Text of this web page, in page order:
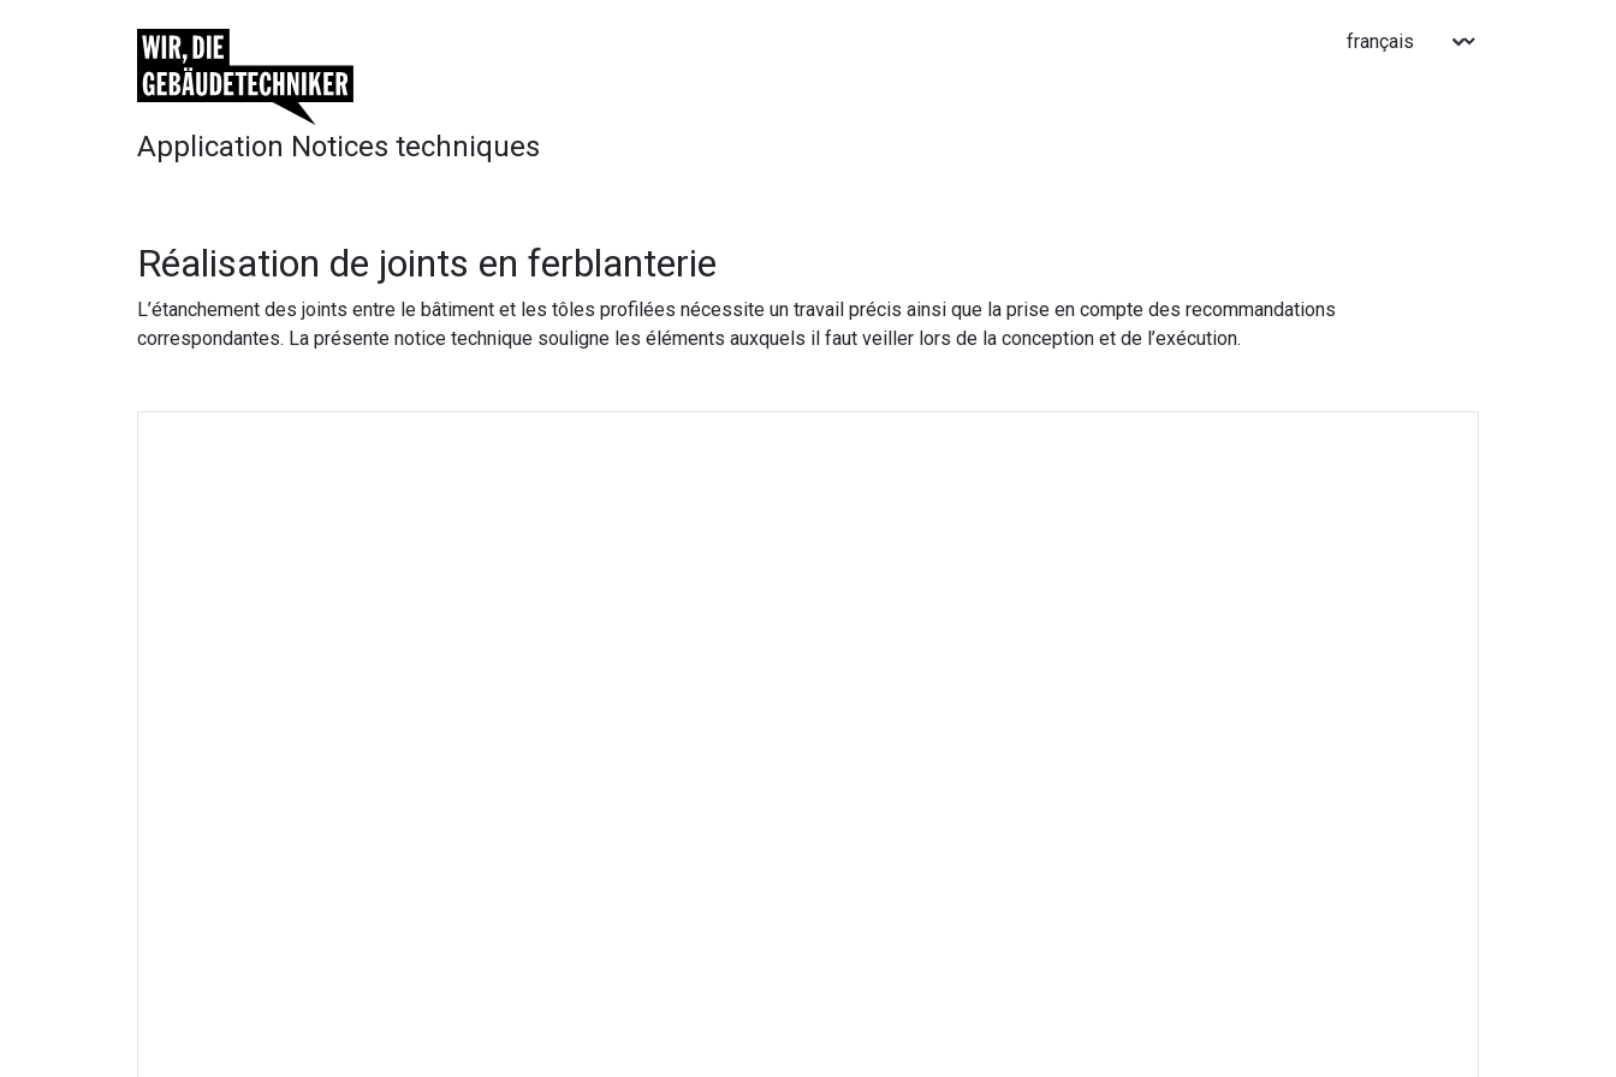
Application Notices techniques
Réalisation de joints en ferblanterie
L’étanchement des joints entre le bâtiment et les tôles profilées nécessite un travail précis ainsi que la prise en compte des recommandations
correspondantes. La présente notice technique souligne les éléments auxquels il faut veiller lors de la conception et de l’exécution.